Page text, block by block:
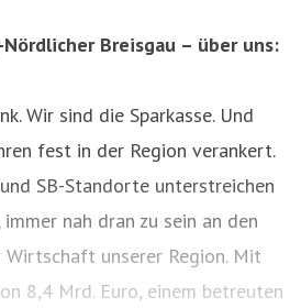
Breisgau – über uns:
Wir sind die Sparkasse. Und
fest in der Region verankert.
SB-Standorte unterstreichen
immer nah dran zu sein an den
Wirtschaft unserer Region. Mit
8,4 Mrd. Euro, einem betreuten